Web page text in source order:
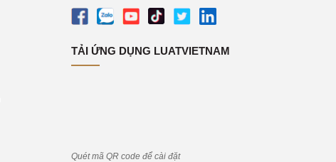
TẢI ỨNG DỤNG LUATVIETNAM
Quét mã QR code để cài đặt